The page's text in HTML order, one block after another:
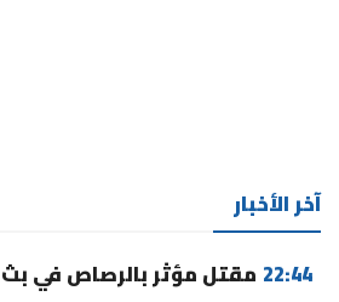
آخر الأخبار
22:44 مقتل مؤثر بالرصاص في